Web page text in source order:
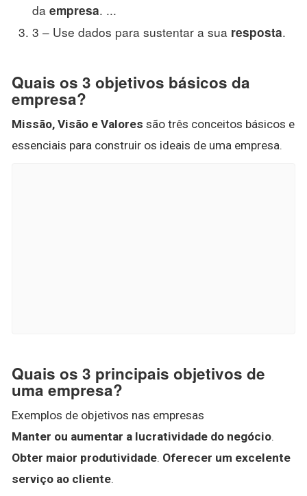
da empresa. ...
3 – Use dados para sustentar a sua resposta.
Quais os 3 objetivos básicos da
empresa?
Missão, Visão e Valores são três conceitos básicos e
essenciais para construir os ideais de uma empresa.
Quais os 3 principais objetivos de
uma empresa?
Exemplos de objetivos nas empresas
Manter ou aumentar a lucratividade do negócio.
Obter maior produtividade. Oferecer um excelente
serviço ao cliente.